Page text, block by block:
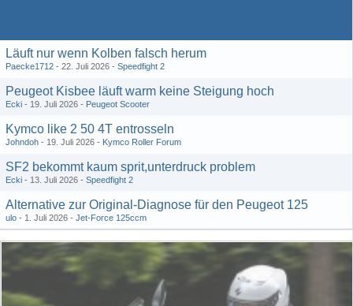
Läuft nur wenn Kolben falsch herum
Paecke1712 22. Juli 2026 Speedfight 2
Peugeot Kisbee läuft warm keine Steigung hoch
Ecki 19. Juli 2026 Peugeot Scooter
Kymco like 2 50 4T entrosseln
Johndoh 19. Juli 2026 Kymco Roller Forum
SF2 bekommt kaum sprit,unterdruck problem
Ecki 13. Juli 2026 Speedfight 2
Alternative zur Original-Diagnose für den Peugeot 125
ulo 1. Juli 2026 Jet-Force 125ccm